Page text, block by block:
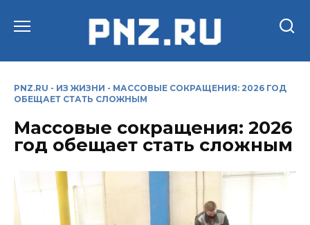
PNZ.RU - ИЗ ЖИЗНИ - МАССОВЫЕ СОКРАЩЕНИЯ: 2026 ГОД
ОБЕЩАЕТ СТАТЬ СЛОЖНЫМ
Массовые сокращения: 2026
год обещает стать сложным